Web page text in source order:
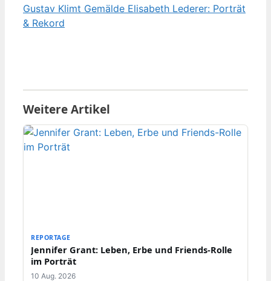
Gustav Klimt Gemälde Elisabeth Lederer: Porträt
& Rekord
Weitere Artikel
REPORTAGE
Jennifer Grant: Leben, Erbe und Friends-Rolle
im Porträt
10 Aug. 2026